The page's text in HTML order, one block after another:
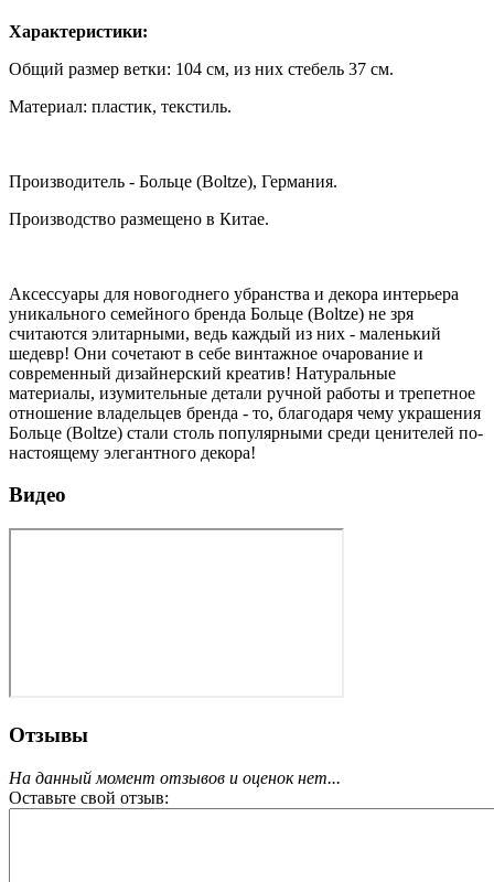
Характеристики:
Общий размер ветки: 104 см, из них стебель 37 см.
Материал: пластик, текстиль.
Производитель - Больце (Boltze), Германия.
Производство размещено в Китае.
Аксессуары для новогоднего убранства и декора интерьера
уникального семейного бренда Больце (Boltze) не зря
считаются элитарными, ведь каждый из них - маленький
шедевр! Они сочетают в себе винтажное очарование и
современный дизайнерский креатив! Натуральные
материалы, изумительные детали ручной работы и трепетное
отношение владельцев бренда - то, благодаря чему украшения
Больце (Boltze) стали столь популярными среди ценителей по-
настоящему элегантного декора!
Видео
Отзывы
На данный момент отзывов и оценок нет...
Оставьте свой отзыв: